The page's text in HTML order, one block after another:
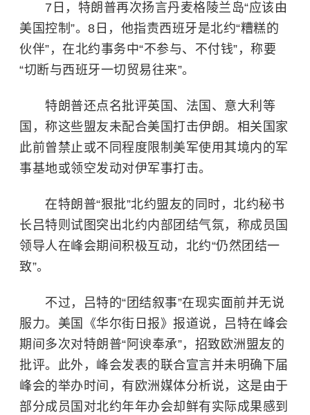
7日，特朗普再次扬言丹麦格陵兰岛“应该由
美国控制”。8日，他指责西班牙是北约“糟糕的
伙伴”，在北约事务中“不参与、不付钱”，称要
“切断与西班牙一切贸易往来”。
特朗普还点名批评英国、法国、意大利等
国，称这些盟友未配合美国打击伊朗。相关国家
此前曾禁止或不同程度限制美军使用其境内的军
事基地或领空发动对伊军事打击。
在特朗普“狠批”北约盟友的同时，北约秘书
长吕特则试图突出北约内部团结气氛，称成员国
领导人在峰会期间积极互动，北约“仍然团结一
致”。
不过，吕特的“团结叙事”在现实面前并无说
服力。美国《华尔街日报》报道说，吕特在峰会
期间多次对特朗普“阿谀奉承”，招致欧洲盟友的
批评。此外，峰会发表的联合宣言并未明确下届
峰会的举办时间，有欧洲媒体分析说，这是由于
部分成员国对北约年年办会却鲜有实际成果感到